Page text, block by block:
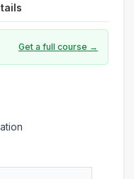
Get a full course →